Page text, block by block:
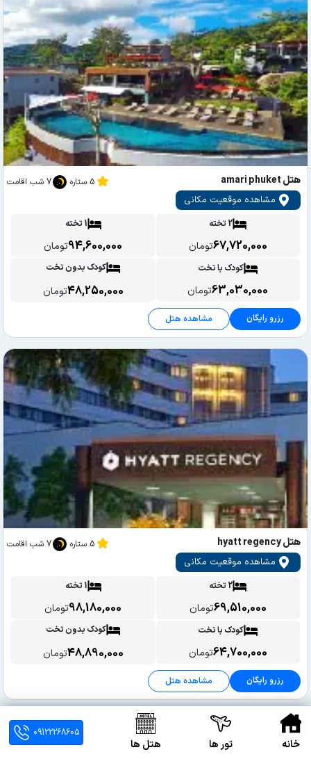
خانه تور ها هتل ها
09122268605
هتل amari phuket
مشاهده موقعیت مکانی
5 ستاره 7 شب اقامت
2 تخته
67,720,000تومان
1 تخته
94,600,000تومان
کودک با تخت
63,030,000تومان
کودک بدون تخت
48,250,000تومان
رزرو رایگان مشاهده هتل
هتل hyatt regency
مشاهده موقعیت مکانی
5 ستاره 7 شب اقامت
2 تخته
69,510,000تومان
1 تخته
98,180,000تومان
کودک با تخت
64,700,000تومان
کودک بدون تخت
48,890,000تومان
رزرو رایگان مشاهده هتل